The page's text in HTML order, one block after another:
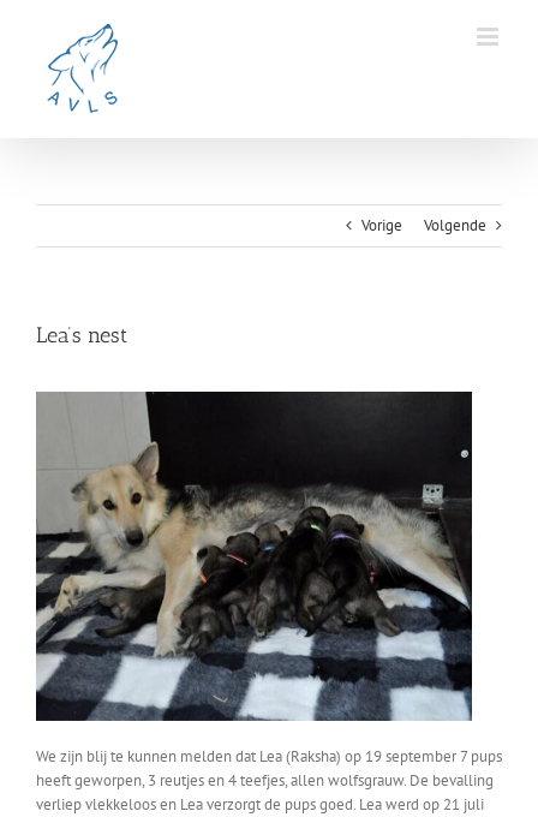
Vorige Volgende
Lea’s nest
We zijn blij te kunnen melden dat Lea (Raksha) op 19 september 7 pups
heeft geworpen, 3 reutjes en 4 teefjes, allen wolfsgrauw. De bevalling
verliep vlekkeloos en Lea verzorgt de pups goed. Lea werd op 21 juli